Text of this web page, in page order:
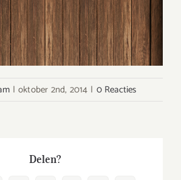
| oktober 2nd, 2014 | 0 Reacties
Delen?